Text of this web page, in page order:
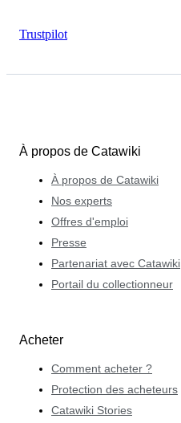
Trustpilot
À propos de Catawiki
À propos de Catawiki
Nos experts
Offres d'emploi
Presse
Partenariat avec Catawiki
Portail du collectionneur
Acheter
Comment acheter ?
Protection des acheteurs
Catawiki Stories